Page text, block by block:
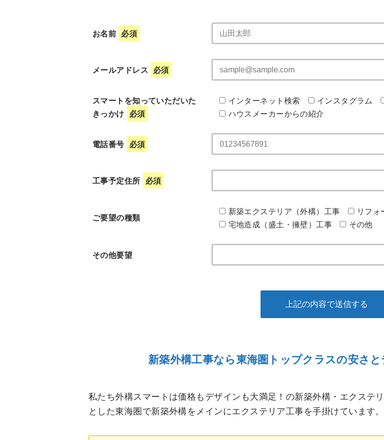
お名前 必須
メールアドレス 必須
スマートを知っていただいた
きっかけ 必須
インターネット検索 インスタグラム
ハウスメーカーからの紹介
電話番号 必須
工事予定住所 必須
ご要望の種類
新築エクステリア（外構）工事
リフ
宅地造成（盛土・擁壁）工事
その他
その他要望
新築外構工事なら東海圏トップクラスの安さ
私たち外構スマートは価格もデザインも大満足！の新築外構・エクステ
とした東海圏で新築外構をメインにエクステリア工事を手掛けています。